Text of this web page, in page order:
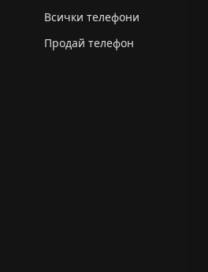
Всички телефони
Продай телефон